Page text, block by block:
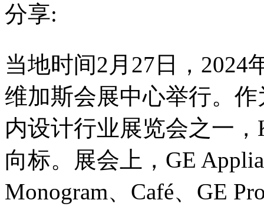
分享:
地
时
2
月
日，
2024
年
美
厨
房
当地时间2月27日，2024
维加斯会展中心举行。
内设计行业展览会之一
向标。展会上，GE
Monogram、Café、GE